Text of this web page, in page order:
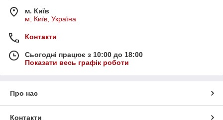
м. Київ
м, Київ, Україна
Контакти
Сьогодні працює з 10:00 до 18:00
Показати весь графік роботи
Про нас
Контакти